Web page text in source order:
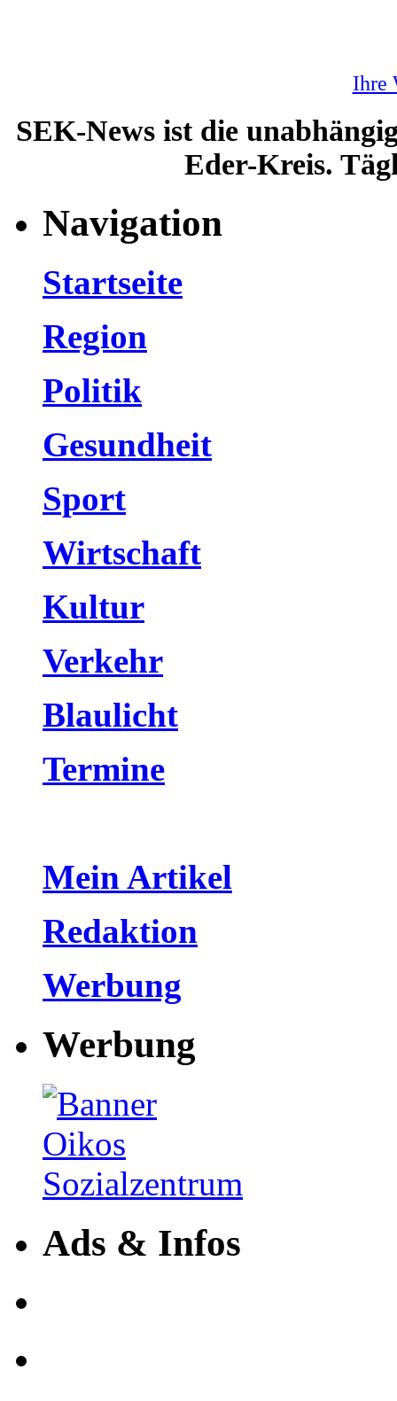
Ihre
SEK-News ist die
Eder-Kreis.
Navigation
Startseite
Region
Politik
Gesundheit
Sport
Wirtschaft
Kultur
Verkehr
Blaulicht
Termine
Mein Artikel
Redaktion
Werbung
Werbung
Ads & Infos